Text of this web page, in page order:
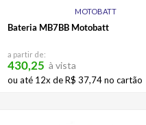
MOTOBATT
Bateria MB7BB Motobatt
a partir de:
430,25 à vista
ou até 12x deR$ 37,74no cartão